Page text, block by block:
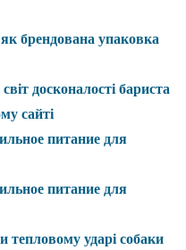
брендована упаковка
досконалості бариста
сайті
питание для
питание для
тепловому ударі собаки